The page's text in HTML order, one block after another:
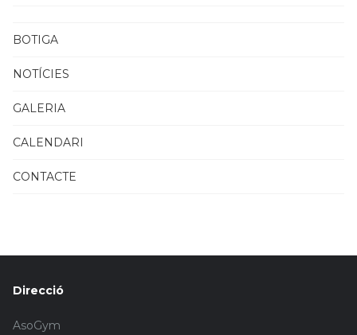
BOTIGA
NOTÍCIES
GALERIA
CALENDARI
CONTACTE
Direcció
AsoGym